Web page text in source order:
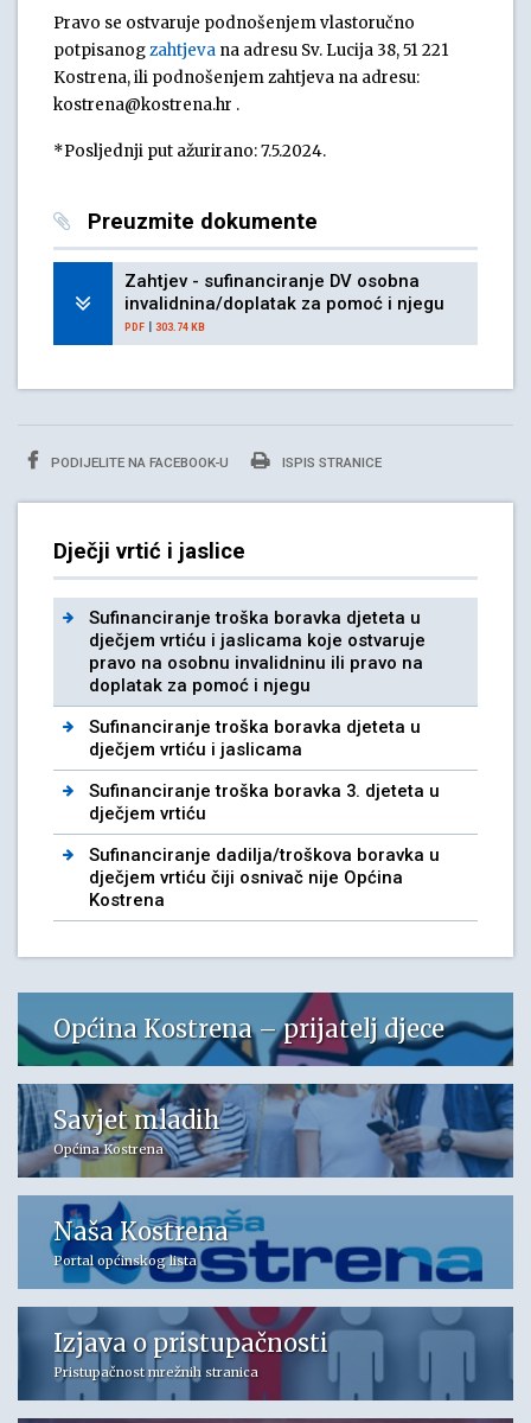
Pravo se ostvaruje podnošenjem vlastoručno
potpisanogzahtjeva na adresu Sv. Lucija 38, 51 221
Kostrena, ili podnošenjem zahtjeva na adresu:
kostrena@kostrena.hr .
*Posljednji put ažurirano: 7.5.2024.
Preuzmite dokumente
Zahtjev - sufinanciranje DV osobna
invalidnina/doplatak za pomoć i njegu
PDF 303.74 KB
PODIJELITE NA FACEBOOK-U ISPIS STRANICE
Dječji vrtić i jaslice
Sufinanciranje troška boravka djeteta u
dječjem vrtiću i jaslicama koje ostvaruje
pravo na osobnu invalidninu ili pravo na
doplatak za pomoć i njegu
Sufinanciranje troška boravka djeteta u
dječjem vrtiću i jaslicama
Sufinanciranje troška boravka 3. djeteta u
dječjem vrtiću
Sufinanciranje dadilja/troškova boravka u
dječjem vrtiću čiji osnivač nije Općina
Kostrena
Općina Kostrena – prijatelj djece
Savjet mladih
Općina Kostrena
Naša Kostrena
Portal općinskog lista
Izjava o pristupačnosti
Pristupačnost mrežnih stranica